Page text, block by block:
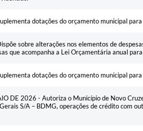
dotações do orçamento municipal
sobre alterações nos elementos de
que acompanha a Lei Orçamentária anual
dotações do orçamento municipal
DE 2026 - Autoriza o Município de Novo
S/A – BDMG, operações de crédito com